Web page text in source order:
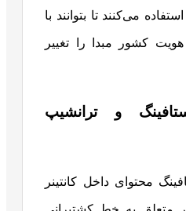
می‌کنند تا بتوانند با
کشور مبدا را تغییر
و ترانشیپ
محتوای داخل کانتینر